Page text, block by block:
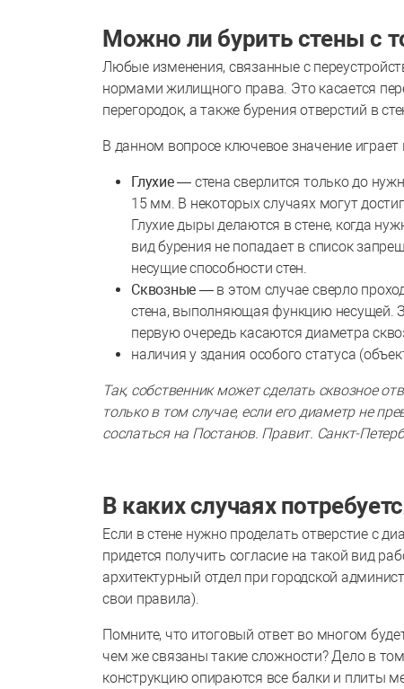
Можно ли бурить стены с
Любые изменения, связанные с
нормами жилищного права. Это касается
перегородок, а также бурения отверстий в
В данном вопросе ключевое значение
Глухие — стена сверлится только до
15 мм. В некоторых случаях могут
Глухие дыры делаются в стене, когда
вид бурения не попадает в список
несущие способности стен.
Сквозные —в этом случае сверло
стена, выполняющая функцию несущей.
первую очередь касаются диаметра
наличия у здания особого статуса
Так, собственник может сделать сквозное
только в том случае, если его диаметр не
сослаться на Постанов. Правит. Санкт-
В каких случаях
Если в стене нужно проделать отверстие с
придется получить согласие на такой вид
архитектурный отдел при городской
свои правила).
Помните, что итоговый ответ во многом
чем же связаны такие сложности? Дело в
конструкцию опираются все балки и плиты